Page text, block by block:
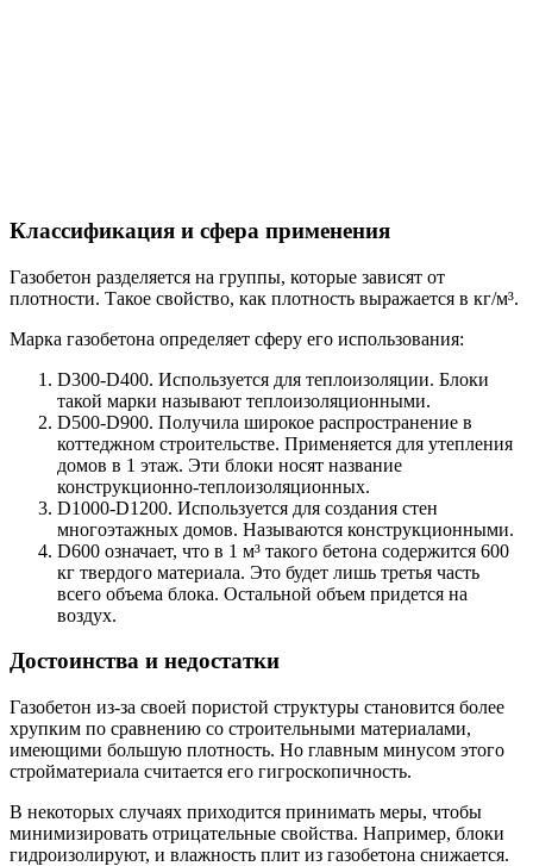
Классификация и сфера применения
Газобетон разделяется на группы, которые зависят от
плотности. Такое свойство, как плотность выражается в кг/м³.
Марка газобетона определяет сферу его использования:
D300-D400. Используется для теплоизоляции. Блоки
такой марки называют теплоизоляционными.
D500-D900. Получила широкое распространение в
коттеджном строительстве. Применяется для утепления
домов в 1 этаж. Эти блоки носят название
конструкционно-теплоизоляционных.
D1000-D1200. Используется для создания стен
многоэтажных домов. Называются конструкционными.
D600 означает, что в 1 м³ такого бетона содержится 600
кг твердого материала. Это будет лишь третья часть
всего объема блока. Остальной объем придется на
воздух.
Достоинства и недостатки
Газобетон из-за своей пористой структуры становится более
хрупким по сравнению со строительными материалами,
имеющими большую плотность. Но главным минусом этого
стройматериала считается его гигроскопичность.
В некоторых случаях приходится принимать меры, чтобы
минимизировать отрицательные свойства. Например, блоки
гидроизолируют, и влажность плит из газобетона снижается.